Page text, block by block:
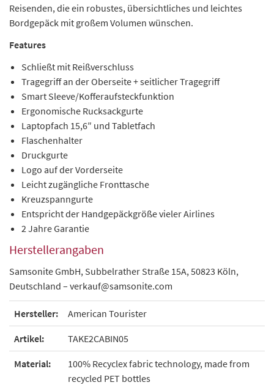
Reisenden, die ein robustes, übersichtliches und leichtes
Bordgepäck mit großem Volumen wünschen.
Features
Schließt mit Reißverschluss
Tragegriff an der Oberseite + seitlicher Tragegriff
Smart Sleeve/Kofferaufsteckfunktion
Ergonomische Rucksackgurte
Laptopfach 15,6″ und Tabletfach
Flaschenhalter
Druckgurte
Logo auf der Vorderseite
Leicht zugängliche Fronttasche
Kreuzspanngurte
Entspricht der Handgepäckgröße vieler Airlines
2 Jahre Garantie
Herstellerangaben
Samsonite GmbH, Subbelrather Straße 15A, 50823 Köln,
Deutschland – verkauf@samsonite.com
Hersteller: American Tourister
Artikel: TAKE2CABIN05
Material:
100% Recyclex fabric technology, made from
recycled PET bottles